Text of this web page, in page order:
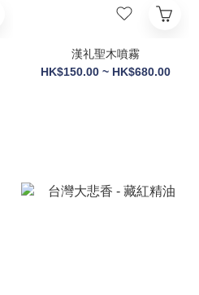
漢礼聖木噴霧
HK$150.00 ~ HK$680.00